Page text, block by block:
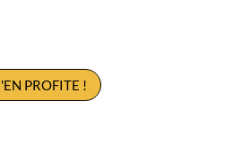
PROFITE !